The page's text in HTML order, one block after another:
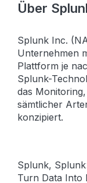
Über
Splunk Inc.
Unternehmen
Plattform je
Splunk-
das
sämtlicher
konzipiert.
Splunk,
Turn Data Into